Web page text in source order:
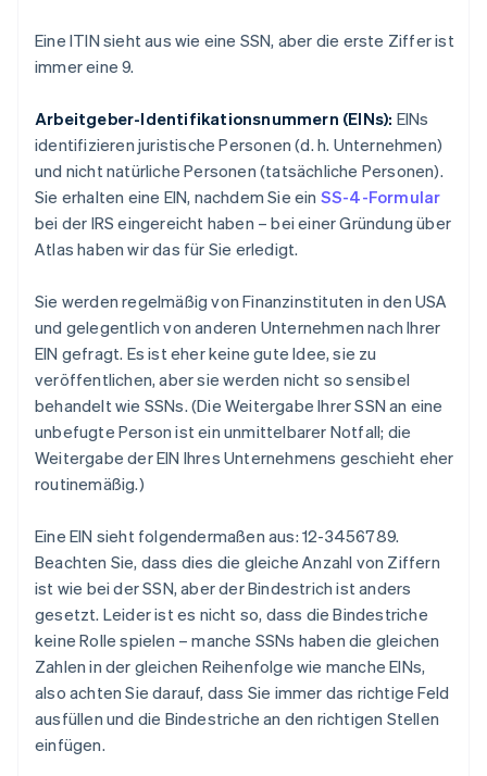
Eine ITIN sieht aus wie eine SSN, aber die erste Ziffer ist
immer eine 9.
Arbeitgeber-Identifikationsnummern (EINs): EINs
identifizieren juristische Personen (d. h. Unternehmen)
und nicht natürliche Personen (tatsächliche Personen).
Sie erhalten eine EIN, nachdem Sie ein SS-4-Formular
bei der IRS eingereicht haben – bei einer Gründung über
Atlas haben wir das für Sie erledigt.
Sie werden regelmäßig von Finanzinstituten in den USA
und gelegentlich von anderen Unternehmen nach Ihrer
EIN gefragt. Es ist eherkeine gute Idee, sie zu
veröffentlichen, aber sie werden nicht so sensibel
behandelt wie SSNs. (Die Weitergabe Ihrer SSN an eine
unbefugte Person ist ein unmittelbarer Notfall; die
Weitergabe der EIN Ihres Unternehmens geschieht eher
routinemäßig.)
Eine EIN sieht folgendermaßen aus: 12-3456789.
Beachten Sie, dass dies die gleiche Anzahl von Ziffern
ist wie bei der SSN, aber der Bindestrich ist anders
gesetzt. Leider ist es nicht so, dass die Bindestriche
keine Rolle spielen – manche SSNs haben die gleichen
Zahlen in der gleichen Reihenfolge wie manche EINs,
also achten Sie darauf, dass Sie immer das richtige Feld
ausfüllen und die Bindestriche an den richtigen Stellen
einfügen.